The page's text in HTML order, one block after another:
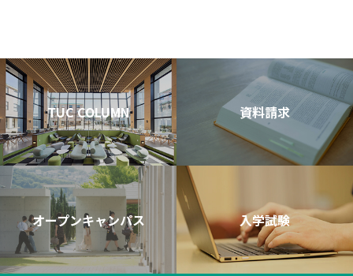
TUC COLUMN 資料請求
オープンキャンパス 入学試験